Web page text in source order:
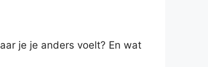
je je anders voelt? En wat